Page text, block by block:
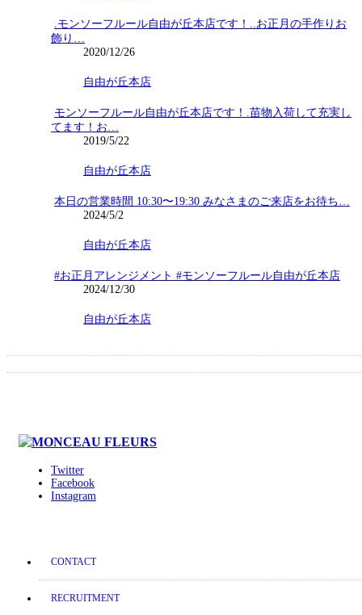
.モンソーフルール自由が丘本店です！..お正月の手作りお
飾り…
2020/12/26
自由が丘本店
モンソーフルール自由が丘本店です！.苗物入荷して充実し
てます！お…
2019/5/22
自由が丘本店
本日の営業時間 10:30〜19:30 みなさまのご来店をお待ち…
2024/5/2
自由が丘本店
#お正月アレンジメント #モンソーフルール自由が丘本店
2024/12/30
自由が丘本店
Twitter
Facebook
Instagram
CONTACT
RECRUITMENT